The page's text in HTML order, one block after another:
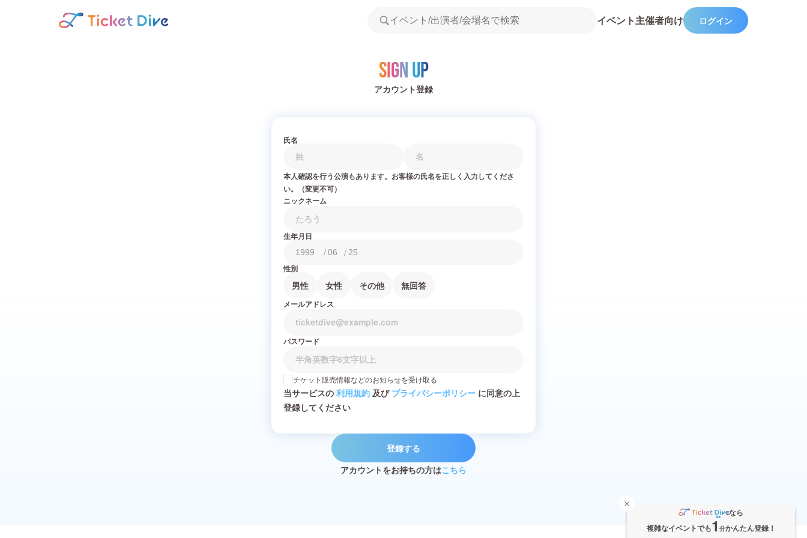
イベント主催者向け ログイン
Sign Up
アカウント登録
氏名
本人確認を行う公演もあります。お客様の氏名を正しく入力してくださ
い。（変更不可）
ニックネーム
生年月日
/ /
性別
男性 女性 その他 無回答
メールアドレス
パスワード
チケット販売情報などのお知らせを受け取る
当サービスの 利用規約 及び プライバシーポリシー に同意の上
登録してください
登録する
アカウントをお持ちの方はこちら
なら
複雑なイベントでも1 分かんたん登録！